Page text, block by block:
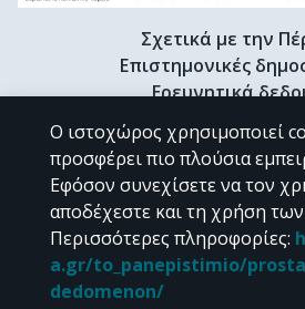
Σχετικά με την
Επιστημονικές
Ερευνητικά
Διδακτορικές διατριβές &
Προφίλ
CC
Εκτός αν αναφέρεται διαφορετικά, το
Ο ιστοχώρος χρησιμοποιεί
προσφέρει πιο πλούσια
Εφόσον συνεχίσετε να τον
αποδέχεστε και τη χρήση
Περισσότερες πληροφορίες:
a.gr/to_panepistimio/
dedomenon/